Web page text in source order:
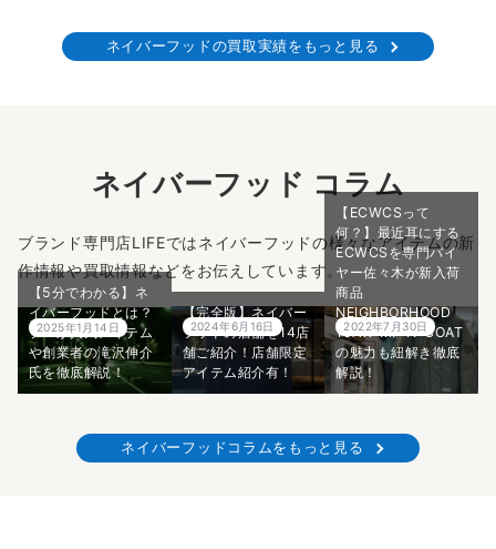
ネイバーフッドの買取実績をもっと見る
ネイバーフッド コラム
ブランド専門店LIFEではネイバーフッドの様々なアイテムの新
作情報や買取情報などをお伝えしています。
【5分でわかる】ネ
イバーフッドとは？
プロが人気アイテム
や創業者の滝沢伸介
氏を徹底解説！
2025年1月14日
【完全版】ネイバー
フッドの店舗を14店
舗ご紹介！店舗限定
アイテム紹介有！
2024年6月16日
【ECWCSって
何？】最近耳にする
ECWCSを専門バイ
ヤー佐々木が新入荷
商品
NEIGHBORHOOD
19AW MP N-COAT
の魅力も紐解き徹底
解説！
2022年7月30日
ネイバーフッドコラムをもっと見る